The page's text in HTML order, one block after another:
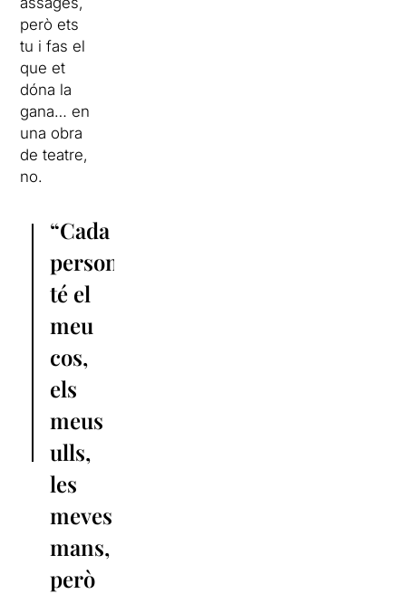
però ets
tu i fas el
que et
dóna la
gana… en
una obra
de teatre,
no.
“Cada
personatge
té el
meu
cos,
els
meus
ulls,
les
meves
mans,
però